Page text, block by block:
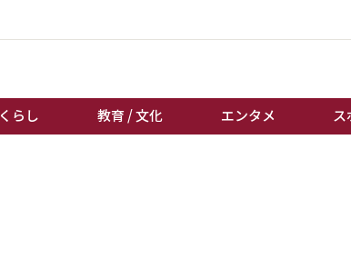
くらし 教育 / 文化 エンタメ ス